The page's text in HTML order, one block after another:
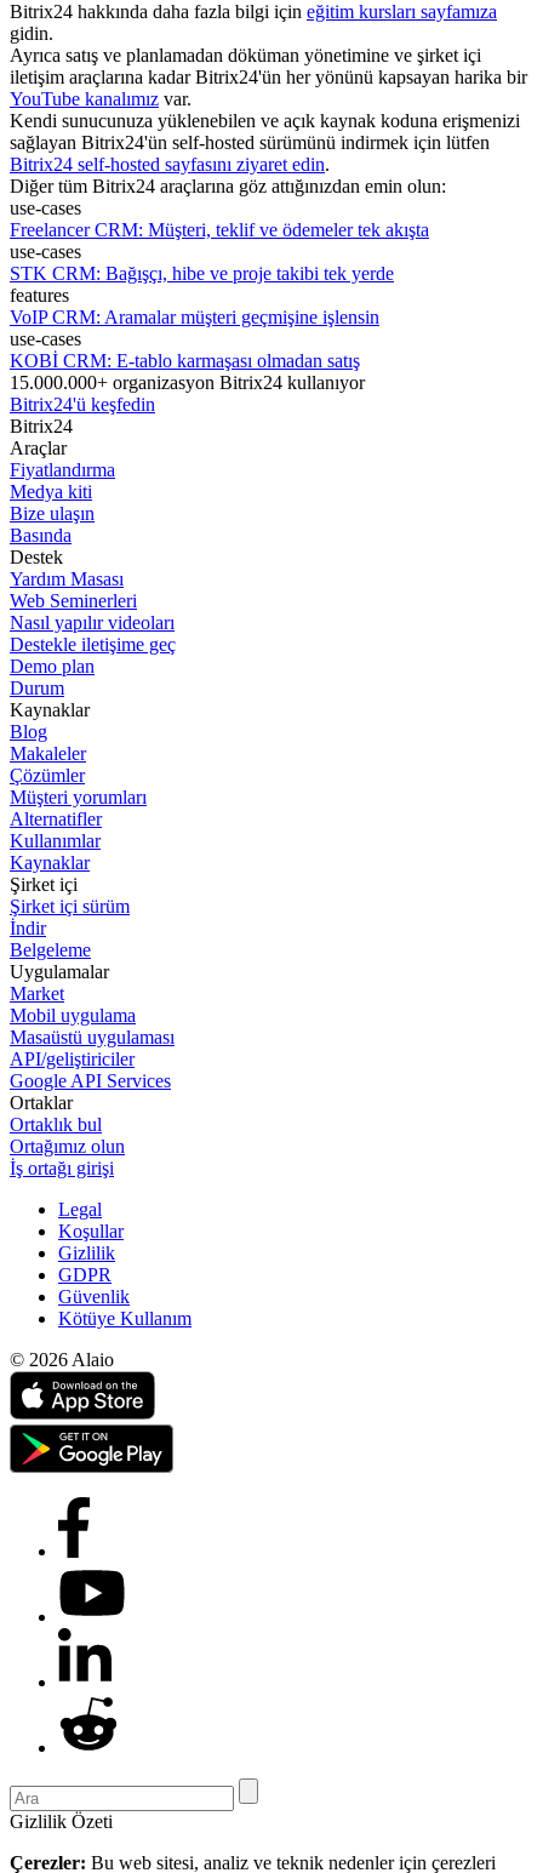
Bitrix24 hakkında daha fazla bilgi için eğitim kursları sayfamıza
gidin.
Ayrıca satış ve planlamadan döküman yönetimine ve şirket içi
iletişim araçlarına kadar Bitrix24'ün her yönünü kapsayan harika bir
YouTube kanalımız var.
Kendi sunucunuza yüklenebilen ve açık kaynak koduna erişmenizi
sağlayan Bitrix24'ün self-hosted sürümünü indirmek için lütfen
Bitrix24 self-hosted sayfasını ziyaret edin.
Diğer tüm Bitrix24 araçlarına göz attığınızdan emin olun:
use-cases
Freelancer CRM: Müşteri, teklif ve ödemeler tek akışta
use-cases
STK CRM: Bağışçı, hibe ve proje takibi tek yerde
features
VoIP CRM: Aramalar müşteri geçmişine işlensin
use-cases
KOBİ CRM: E-tablo karmaşası olmadan satış
15.000.000+ organizasyon Bitrix24 kullanıyor
Bitrix24'ü keşfedin
Bitrix24
Araçlar
Fiyatlandırma
Medya kiti
Bize ulaşın
Basında
Destek
Yardım Masası
Web Seminerleri
Nasıl yapılır videoları
Destekle iletişime geç
Demo plan
Durum
Kaynaklar
Blog
Makaleler
Çözümler
Müşteri yorumları
Alternatifler
Kullanımlar
Kaynaklar
Şirket içi
Şirket içi sürüm
İndir
Belgeleme
Uygulamalar
Market
Mobil uygulama
Masaüstü uygulaması
API/geliştiriciler
Google API Services
Ortaklar
Ortaklık bul
Ortağımız olun
İş ortağı girişi
Legal
Koşullar
Gizlilik
GDPR
Güvenlik
Kötüye Kullanım
© 2026 Alaio
Gizlilik Özeti
Çerezler: Bu web sitesi, analiz ve teknik nedenler için çerezleri